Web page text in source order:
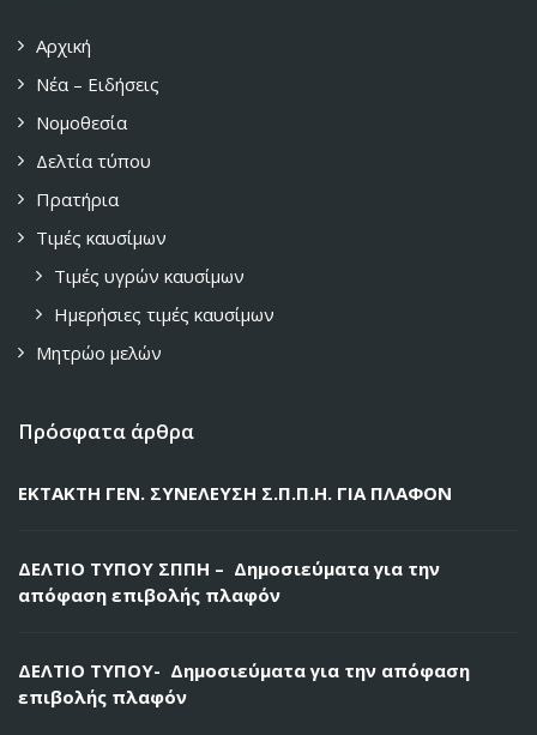
Αρχική
Νέα – Ειδήσεις
Νομοθεσία
Δελτία τύπου
Πρατήρια
Τιμές καυσίμων
Τιμές υγρών καυσίμων
Ημερήσιες τιμές καυσίμων
Μητρώο μελών
Πρόσφατα άρθρα
ΕΚΤΑΚΤΗ ΓΕΝ. ΣΥΝΕΛΕΥΣΗ Σ.Π.Π.Η. ΓΙΑ ΠΛΑΦΟΝ
ΔΕΛΤΙΟ ΤΥΠΟΥ ΣΠΠΗ – Δημοσιεύματα για την
απόφαση επιβολής πλαφόν
ΔΕΛΤΙΟ ΤΥΠΟΥ- Δημοσιεύματα για την απόφαση
επιβολής πλαφόν